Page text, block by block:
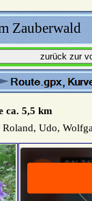
Zauberwald
ca. 5,5 km
Udo,